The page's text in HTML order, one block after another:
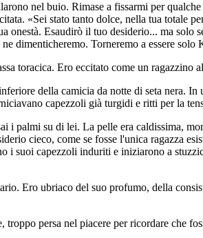
nel buio. Rimase a fissarmi per
«Sei stato tanto dolce, nella tua totale
onestà. Esaudirò il tuo desiderio... ma
dimenticheremo. Torneremo a essere solo
toracica. Ero eccitato come un ragazzino
della camicia da notte di seta nera.
capezzoli già turgidi e ritti per la
i palmi su di lei. La pelle era caldissima,
cieco, come se fosse l'unica ragazza
suoi capezzoli induriti e iniziarono a
Ero ubriaco del suo profumo, della
persa nel piacere per ricordare che